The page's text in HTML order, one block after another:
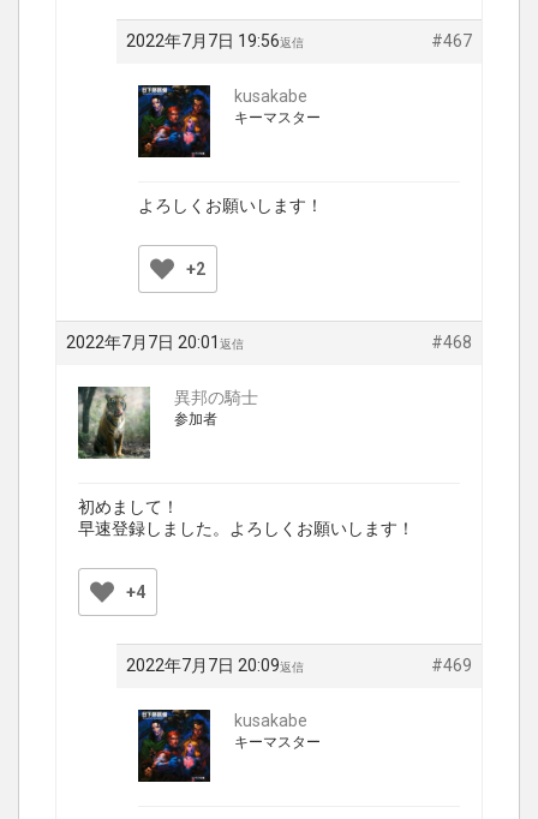
2022年7月7日 19:56 #467
返信
kusakabe
キーマスター
よろしくお願いします！
+2
2022年7月7日 20:01 #468
返信
異邦の騎士
参加者
初めまして！
早速登録しました。よろしくお願いします！
+4
2022年7月7日 20:09 #469
返信
kusakabe
キーマスター